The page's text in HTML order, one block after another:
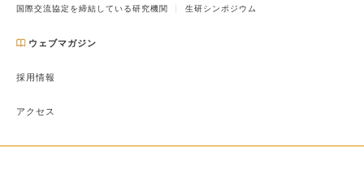
国際交流協定を締結している研究機関 生研シンポジウム
ウェブマガジン
採用情報
アクセス